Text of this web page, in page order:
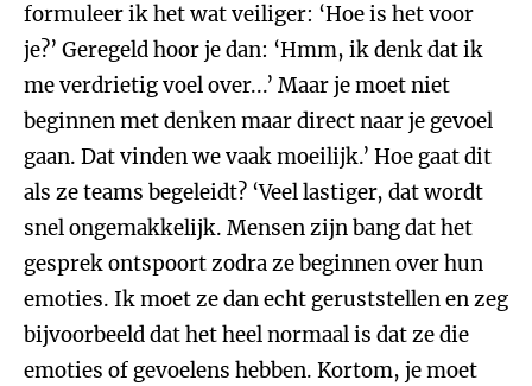
formuleer ik het wat veiliger: ‘Hoe is het voor
je?’ Geregeld hoor je dan: ‘Hmm, ik denk dat ik
me verdrietig voel over...’ Maar je moet niet
beginnen met denken maar direct naar je gevoel
gaan. Dat vinden we vaak moeilijk.’ Hoe gaat dit
als ze teams begeleidt? ‘Veel lastiger, dat wordt
snel ongemakkelijk. Mensen zijn bang dat het
gesprek ontspoort zodra ze beginnen over hun
emoties. Ik moet ze dan echt geruststellen en zeg
bijvoorbeeld dat het heel normaal is dat ze die
emoties of gevoelens hebben. Kortom, je moet